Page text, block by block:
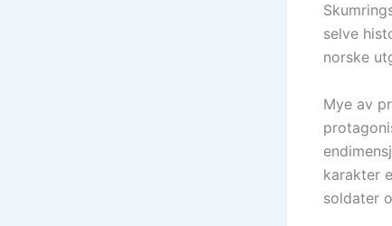
selve
norske
Mye av
karakter
soldater